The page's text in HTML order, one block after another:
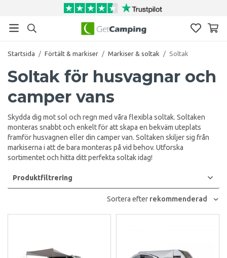
Startsida / Förtält & markiser / Markiser & soltak / Soltak
Soltak för husvagnar och
camper vans
Skydda dig mot sol och regn med våra flexibla soltak. Soltaken
monteras snabbt och enkelt för att skapa en bekväm uteplats
framför husvagnen eller din camper van. Soltaken skiljer sig från
markiserna i att de bara monteras på vid behov. Utforska
sortimentet och hitta ditt perfekta soltak idag!
Produktfiltrering
Sortera efter rekommenderad